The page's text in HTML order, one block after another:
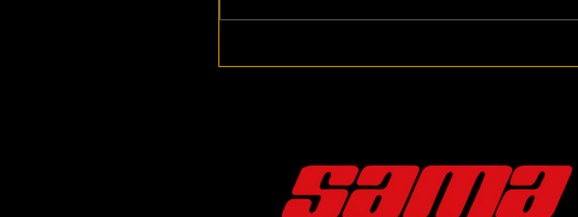
Problemas eléctricos más